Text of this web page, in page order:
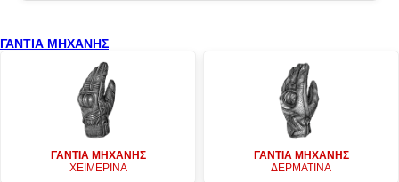
ΓΑΝΤΙΑ ΜΗΧΑΝΗΣ
ΓΑΝΤΙΑ ΜΗΧΑΝΗΣ
ΧΕΙΜΕΡΙΝΑ
ΓΑΝΤΙΑ ΜΗΧΑΝΗΣ
ΔΕΡΜΑΤΙΝΑ